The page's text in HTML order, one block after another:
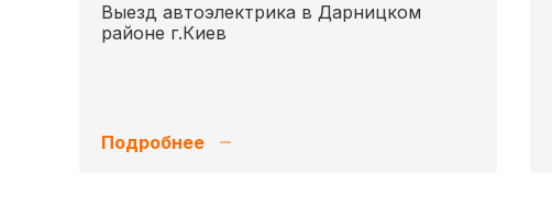
Выезд автоэлектрика в Дарницком
районе г.Киев
Подробнее